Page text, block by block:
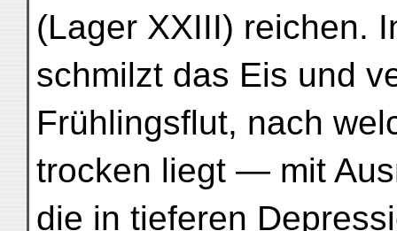
(Lager XXIII) reichen.
schmilzt das Eis und
Frühlingsflut, nach
trocken liegt — mit
die in tieferen